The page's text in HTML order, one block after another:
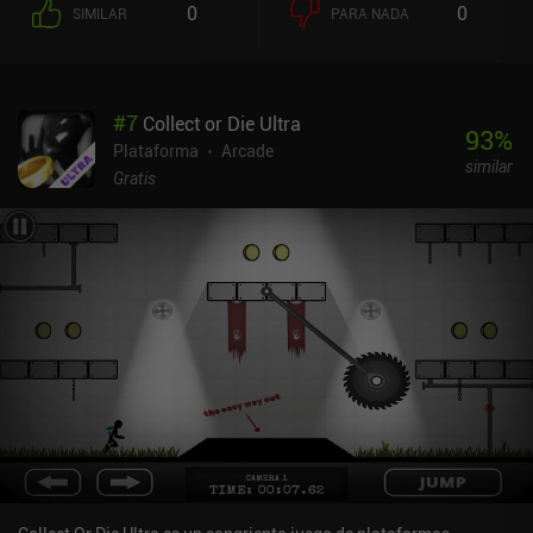
consigamos nos darán otro de los más de 100 disfraces creativos
bien. El juego cuenta con un solo escenario y una sola pista
musical, lo que no es un problema para las rondas cortas, pero
puede resultar repetitivo en sesiones más largas.
colorido, lo que facilita la rápida identificación de todos los
peligros y zanahorias en pantalla. Tanto los conejos como los
controles táctiles. Poor Bunny! se monetiza mediante anuncios
que aparecen cada pocas rondas pero que pueden eliminarse
mediante un iAP de 1,99 $. También podemos ver anuncios
incentivados para revivir una vez por partida o para ganar 50
zanahorias adicionales. Pero no hay iAPs adicionales: todos los
disfraces deben desbloquearse jugando.¡Pobre conejito! es un
reñido cazador de puntuaciones que, aunque muy sencillo, ofrece
una experiencia rápida y divertida para dos jugadores en el mismo
dispositivo a los que no les importe sentarse muy cerca para
compartir una misma pantalla.
SIMILAR 0 PARA NADA 0
#7 Collect or Die Ultra
Plataforma
Arcade
Gratis
93%
similar